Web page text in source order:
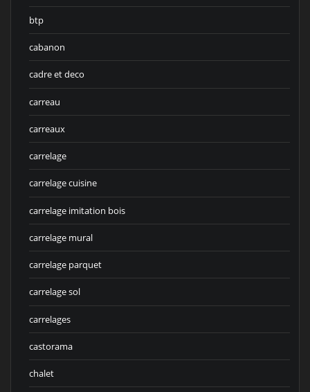
btp
cabanon
cadre et deco
carreau
carreaux
carrelage
carrelage cuisine
carrelage imitation bois
carrelage mural
carrelage parquet
carrelage sol
carrelages
castorama
chalet